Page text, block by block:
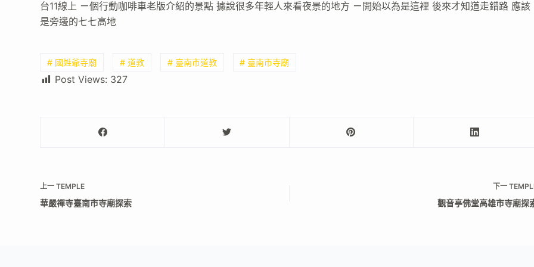
台11線上 ㄧ個行動咖啡車老版介紹的景點 據說很多年輕人來看夜景的地方 ㄧ開始以為是這裡 後來才知道走錯路 應該
是旁邊的七七高地
# 國姓爺寺廟 # 道教 # 臺南市道教 # 臺南市寺廟
Post Views: 327
上一TEMPLE
華嚴禪寺臺南市寺廟探索
下一
觀音亭佛堂高雄市寺廟探